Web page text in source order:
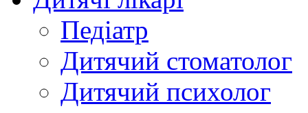
Педіатр
Дитячий стоматолог
Дитячий психолог